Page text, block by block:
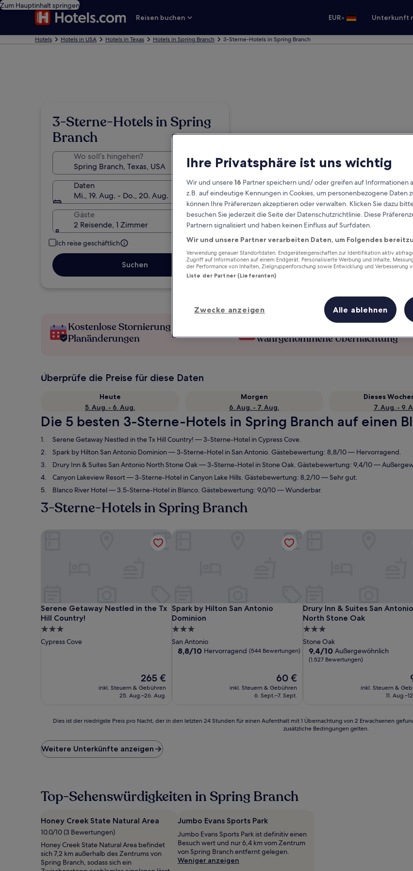
Zum Hauptinhalt springen
Reisen buchen
EUR• Unterkunft
Hotels Hotels in USA Hotels in Texas Hotels in Spring Branch 3-Sterne-Hotels in Spring Branch
3-Sterne-Hotels in Spring
Branch
Wo soll’s hingehen?
Daten
Mi., 19. Aug. - Do., 20. Aug.
Gäste
2 Reisende, 1 Zimmer
Ich reise geschäftlich
Suchen
Kostenlose Stornierung bei
Planänderungen
Verdiene Prämien für jede
wahrgenommene Übernachtung
Überprüfe die Preise für diese Daten
Heute
5. Aug. - 6. Aug.
Morgen
6. Aug. - 7. Aug.
Dieses
7. Aug. - 9.
Die 5 besten 3-Sterne-Hotels in Spring Branch auf einen
Serene Getaway Nestled in the Tx Hill Country! — 3-Sterne-Hotel in Cypress Cove.
Spark by Hilton San Antonio Dominion— 3-Sterne-Hotel in San Antonio. Gästebewertung: 8,8/10 — Hervorragend.
Drury Inn & Suites San Antonio North Stone Oak— 3-Sterne-Hotel in Stone Oak. Gästebewertung: 9,4/10 —
Canyon Lakeview Resort— 3-Sterne-Hotel in Canyon Lake Hills. Gästebewertung: 8,2/10 — Sehr gut.
Blanco River Hotel— 3.5-Sterne-Hotel in Blanco. Gästebewertung: 9,0/10 — Wunderbar.
3-Sterne-Hotels in Spring Branch
Serene Getaway Nestled in the Tx
Hill Country!
Serene Getaway Nestled in the Tx Hill Country!
3.0-
Sterne-
Cypress Cove
Der
Preis
beträgt
265 €
inkl. Steuern & Gebühren
25. Aug.–26. Aug.
Serene Getaway Nestled in the Tx Hill Country!
Spark by Hilton San Antonio
Dominion
Spark by Hilton San Antonio Dominion
3.0-
Sterne-
Unterkunft
San Antonio
8.8
8,8/10 Hervorragend (544 Bewertungen)
Der
Preis
beträgt
60 €
inkl. Steuern & Gebühren
6. Sept.–7. Sept.
Spark by Hilton San Antonio Dominion
Drury Inn & Suites San Antonio
North Stone Oak
Drury Inn & Suites San
3.0-
Sterne-
Unterkunft
Stone Oak
9.4
von
9,4/10 Außergewöhnlich
(1.527 Bewertungen)
inkl. Steuern &
11.
Drury Inn & Suites San Antonio
der
niedrigste
Preis
in
den
24 Stunden
für
einen
Aufenthalt
mit
1 Übernachtung
Dies ist der niedrigste Preis pro Nacht, der in den letzten 24 Stunden für einen Aufenthalt mit 1 Übernachtung von 2 Erwachsenen
zusätzliche Bedingungen gelten.
Weitere Unterkünfte anzeigen
Top-Sehenswürdigkeiten in Spring Branch
Honey Creek State Natural Area
10.0/10 (3 Bewertungen)
Honey Creek State Natural Area befindet
sich 7,2 km außerhalb des Zentrums von
Spring Branch, sodass sich ein
Jumbo Evans Sports Park
Jumbo Evans Sports Park ist definitiv einen
Besuch wert und nur 6,4 km vom Zentrum
von Spring Branch entfernt gelegen.
Weniger anzeigen
Ihre Privatsphäre ist uns wichtig
Wir und unsere16 Partner speichern und/ oder greifen auf Informationen
z.B. auf eindeutige Kennungen in Cookies, um personenbezogene Daten
können Ihre Präferenzen akzeptieren oder verwalten. Klicken Sie dazu
besuchen Sie jederzeit die Seite der Datenschutzrichtlinie. Diese
Partnern signalisiert und haben keinen Einfluss auf Surfdaten.
Wir und unsere Partner verarbeiten Daten, um Folgendes
Verwendung genauer Standortdaten. Endgeräteeigenschaften zur Identifikation aktiv
Zugriff auf Informationen auf einem Endgerät. Personalisierte Werbung und Inhalte,
der Performance von Inhalten, Zielgruppenforschung sowie Entwicklung und Verbesserung
Liste der Partner (Lieferanten)
Zwecke anzeigen Alle ablehnen